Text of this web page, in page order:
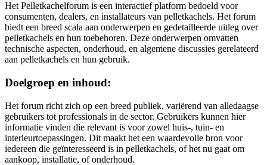
Het Pelletkachelforum is een interactief platform bedoeld voor
consumenten, dealers, en installateurs van pelletkachels. Het forum
biedt een breed scala aan onderwerpen en gedetailleerde uitleg over
pelletkachels en hun toebehoren. Deze onderwerpen omvatten
technische aspecten, onderhoud, en algemene discussies gerelateerd
aan pelletkachels en hun gebruik.
Doelgroep en inhoud:
Het forum richt zich op een breed publiek, variërend van alledaagse
gebruikers tot professionals in de sector. Gebruikers kunnen hier
informatie vinden die relevant is voor zowel huis-, tuin- en
interieurtoepassingen. Dit maakt het een waardevolle bron voor
iedereen die geïnteresseerd is in pelletkachels, of het nu gaat om
aankoop, installatie, of onderhoud​.